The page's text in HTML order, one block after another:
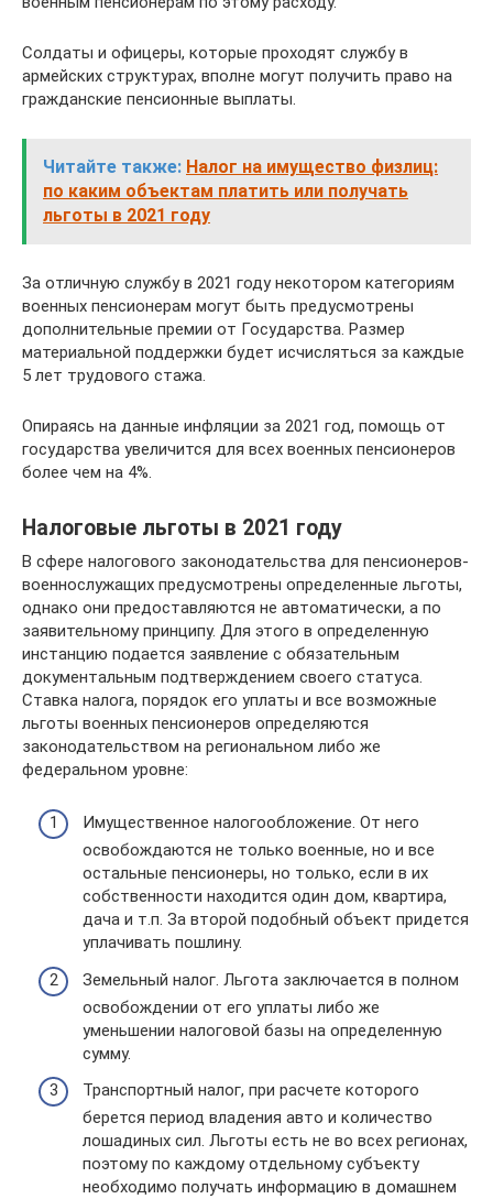
Солдаты и офицеры, которые проходят службу в
армейских структурах, вполне могут получить право на
гражданские пенсионные выплаты.
Читайте также: Налог на имущество физлиц:
по каким объектам платить или получать
льготы в 2021 году
За отличную службу в 2021 году некотором категориям
военных пенсионерам могут быть предусмотрены
дополнительные премии от Государства. Размер
материальной поддержки будет исчисляться за каждые
5 лет трудового стажа.
Опираясь на данные инфляции за 2021 год, помощь от
государства увеличится для всех военных пенсионеров
более чем на 4%.
Налоговые льготы в 2021 году
В сфере налогового законодательства для пенсионеров-
военнослужащих предусмотрены определенные льготы,
однако они предоставляются не автоматически, а по
заявительному принципу. Для этого в определенную
инстанцию подается заявление с обязательным
документальным подтверждением своего статуса.
Ставка налога, порядок его уплаты и все возможные
льготы военных пенсионеров определяются
законодательством на региональном либо же
федеральном уровне:
Имущественное налогообложение. От него
освобождаются не только военные, но и все
остальные пенсионеры, но только, если в их
собственности находится один дом, квартира,
дача и т.п. За второй подобный объект придется
уплачивать пошлину.
Земельный налог. Льгота заключается в полном
освобождении от его уплаты либо же
уменьшении налоговой базы на определенную
сумму.
Транспортный налог, при расчете которого
берется период владения авто и количество
лошадиных сил. Льготы есть не во всех регионах,
поэтому по каждому отдельному субъекту
необходимо получать информацию в домашнем